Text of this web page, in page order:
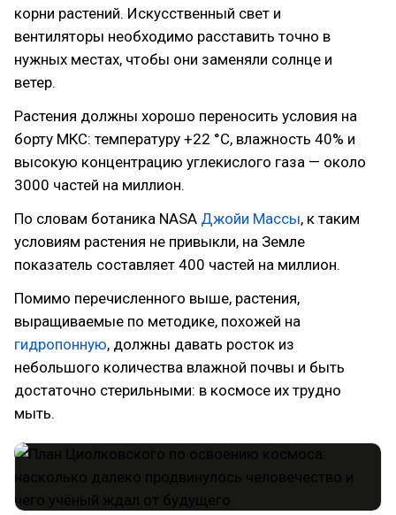
корни растений. Искусственный свет и
вентиляторы необходимо расставить точно в
нужных местах, чтобы они заменяли солнце и
ветер.
Растения должны хорошо переносить условия на
борту МКС: температуру +22 °С, влажность 40% и
высокую концентрацию углекислого газа — около
3000 частей на миллион.
По словам ботаника NASA Джойи Массы, к таким
условиям растения не привыкли, на Земле
показатель составляет 400 частей на миллион.
Помимо перечисленного выше, растения,
выращиваемые по методике, похожей на
гидропонную, должны давать росток из
небольшого количества влажной почвы и быть
достаточно стерильными: в космосе их трудно
мыть.